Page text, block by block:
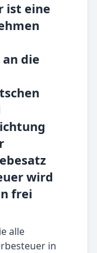
ist eine
die
wird
frei
alle
in